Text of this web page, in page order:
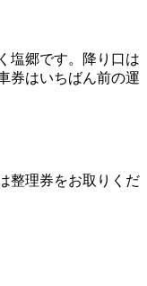
塩郷です。降り口は
券はいちばん前の運
整理券をお取りくだ